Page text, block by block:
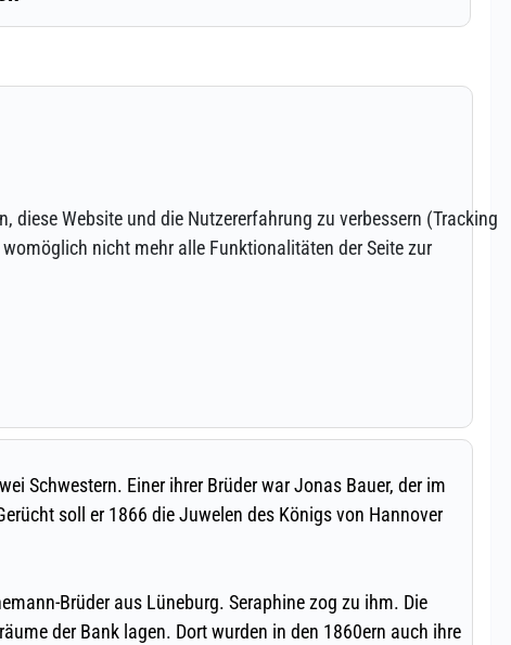
diese Website und die Nutzererfahrung zu verbessern (Tracking
nicht mehr alle Funktionalitäten der Seite zur